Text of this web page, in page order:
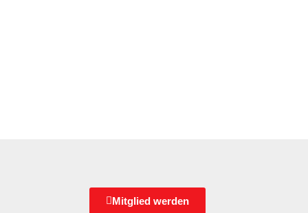
Mitglied werden